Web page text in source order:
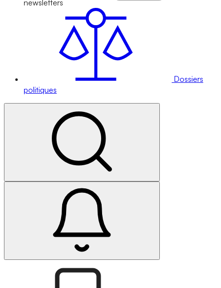
newsletters
Dossiers
politiques